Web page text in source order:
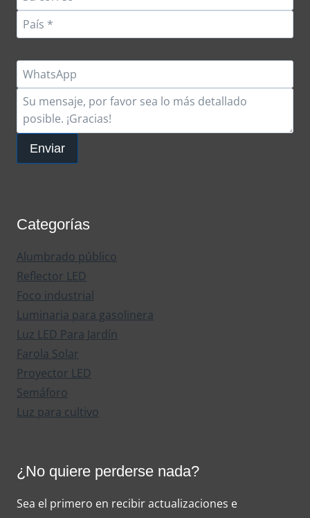
Enviar
Categorías
Alumbrado público
Reflector LED
Foco industrial
Luminaria para gasolinera
Luz LED Para Jardín
Farola Solar
Proyector LED
Semáforo
Luz para cultivo
¿No quiere perderse nada?
Sea el primero en recibir actualizaciones e